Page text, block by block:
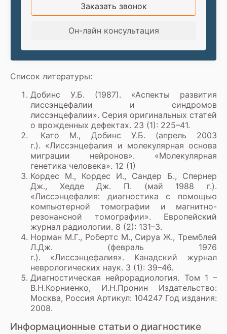
Заказать звонок
Он-лайн консультация
Список литературы:
Добинс У.Б. (1987). «Аспекты развития
лиссэнцефалии и синдромов
лиссэнцефалии». Серия оригинальных статей
о врожденных дефектах. 23 (1): 225–41.
Като М., Добинс У.Б. (апрель 2003
г.). «Лиссэнцефалия и молекулярная основа
миграции нейронов». «Молекулярная
генетика человека». 12 (1)
Кордес М., Кордес И., Сандер Б., Спернер
Дж., Хедде Дж. П. (май 1988 г.).
«Лиссэнцефалия: диагностика с помощью
компьютерной томографии и магнитно-
резонансной томографии». Европейский
журнал радиологии. 8 (2): 131–3.
Норман М.Г., Робертс М., Сируа Ж., Тремблей
Л.Дж. (февраль 1976
г.). «Лиссэнцефалия». Канадский журнал
неврологических наук. 3 (1): 39–46.
Диагностическая нейрорадиология. Том 1 –
В.Н.Корниенко, И.Н.Пронин Издательство:
Москва, Россия Артикул: 104247 Год издания:
2008.
Информационные статьи о диагностике